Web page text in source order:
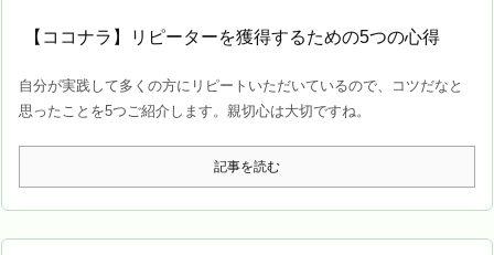
【ココナラ】リピーターを獲得するための5つの心得
自分が実践して多くの方にリピートいただいているので、コツだなと
思ったことを5つご紹介します。親切心は大切ですね。
記事を読む